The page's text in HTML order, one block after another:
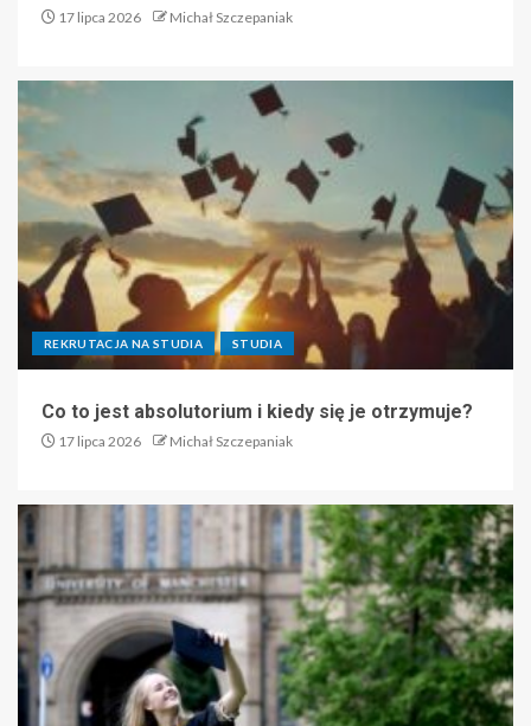
17 lipca 2026 Michał Szczepaniak
REKRUTACJA NA STUDIA STUDIA
Co to jest absolutorium i kiedy się je otrzymuje?
17 lipca 2026 Michał Szczepaniak